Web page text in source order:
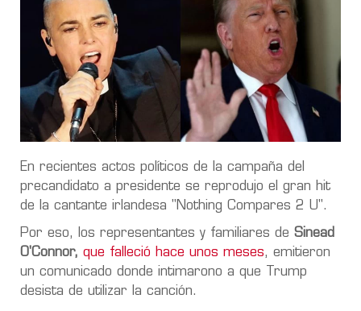
En recientes actos políticos de la campaña del
precandidato a presidente se reprodujo el gran hit
de la cantante irlandesa "Nothing Compares 2 U".
Por eso, los representantes y familiares de Sinead
O'Connor, que falleció hace unos meses, emitieron
un comunicado donde intimarono a que Trump
desista de utilizar la canción.